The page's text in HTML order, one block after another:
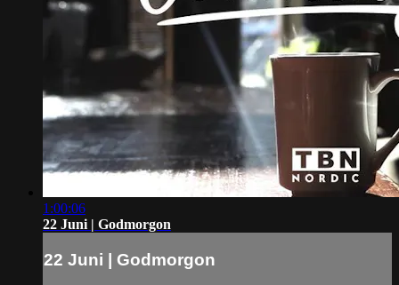
1:00:06
22 Juni | Godmorgon
22 Juni | Godmorgon